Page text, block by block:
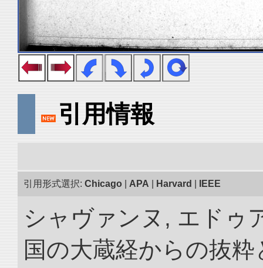
引用情報
引用形式選択: Chicago APA Harvard IEEE
シャヴァンヌ, エドゥ
国の大蔵経からの抜